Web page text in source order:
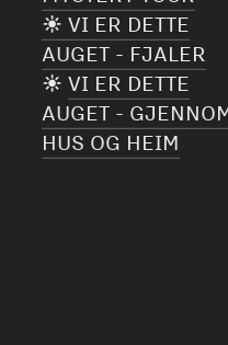
 VI ER DETTE
AUGET - FJALER
 VI ER DETTE
AUGET -
HUS OG HEIM